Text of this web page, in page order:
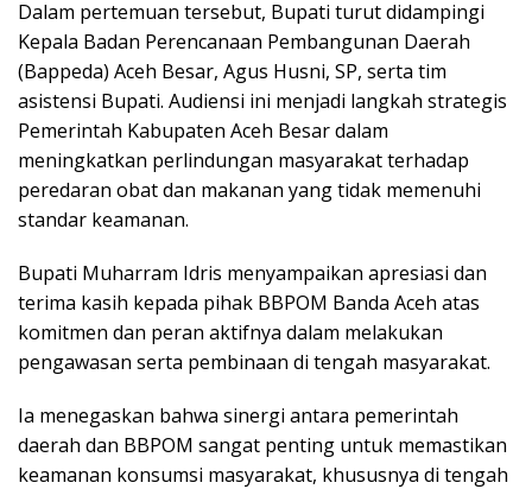
Dalam pertemuan tersebut, Bupati turut didampingi
Kepala Badan Perencanaan Pembangunan Daerah
(Bappeda) Aceh Besar, Agus Husni, SP, serta tim
asistensi Bupati. Audiensi ini menjadi langkah strategis
Pemerintah Kabupaten Aceh Besar dalam
meningkatkan perlindungan masyarakat terhadap
peredaran obat dan makanan yang tidak memenuhi
standar keamanan.
Bupati Muharram Idris menyampaikan apresiasi dan
terima kasih kepada pihak BBPOM Banda Aceh atas
komitmen dan peran aktifnya dalam melakukan
pengawasan serta pembinaan di tengah masyarakat.
Ia menegaskan bahwa sinergi antara pemerintah
daerah dan BBPOM sangat penting untuk memastikan
keamanan konsumsi masyarakat, khususnya di tengah